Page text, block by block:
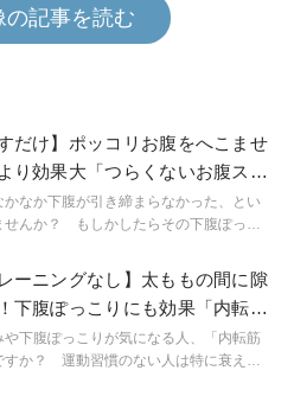
の記事を読む
だけ】ポッコリお腹をへこませ
り効果大「つらくないお腹スト
かなか下腹が引き締まらなかった、とい
せんか？ もしかしたらその下腹ぽっこ
レーニングではなく、ストレッチで身体
姿勢も伸びてスタイルアップがかないま
ーニングなし】太ももの間に隙
下腹ぽっこりにも効果「内転筋
や下腹ぽっこりが気になる人、「内転筋
すか？ 運動習慣のない人は特に衰えや